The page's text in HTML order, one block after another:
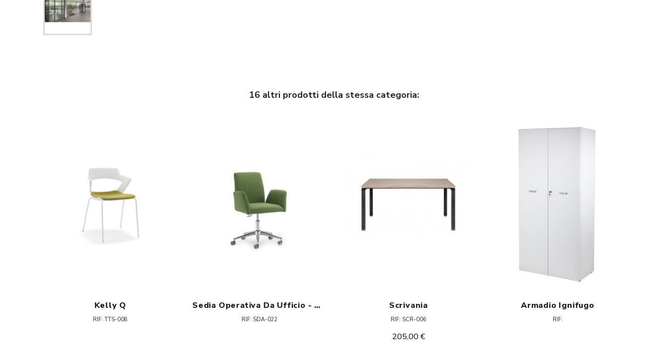
16 altri prodotti della stessa categoria:
Kelly Q
RIF: TTS-008
Sedia Operativa Da Ufficio - Ocean L
RIF: SDA-022
Scrivania
RIF: SCR-006
205,00 €
Armadio Ignifugo
RIF: